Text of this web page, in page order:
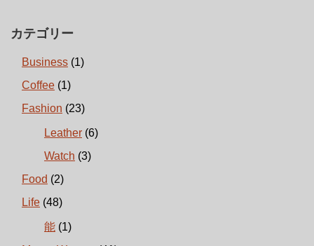
カテゴリー
Business (1)
Coffee (1)
Fashion (23)
Leather (6)
Watch (3)
Food (2)
Life (48)
能 (1)